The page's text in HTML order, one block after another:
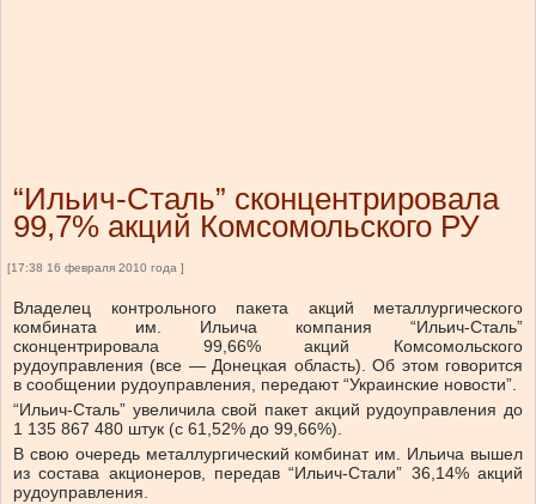
“Ильич-Сталь” сконцентрировала
99,7% акций Комсомольского РУ
[17:38 16 февраля 2010 года ]
Владелец контрольного пакета акций металлургического
комбината им. Ильича компания “Ильич-Сталь”
сконцентрировала 99,66% акций Комсомольского
рудоуправления (все — Донецкая область). Об этом говорится
в сообщении рудоуправления, передают “Украинские новости”.
“Ильич-Сталь” увеличила свой пакет акций рудоуправления до
1 135 867 480 штук (с 61,52% до 99,66%).
В свою очередь металлургический комбинат им. Ильича вышел
из состава акционеров, передав “Ильич-Стали” 36,14% акций
рудоуправления.